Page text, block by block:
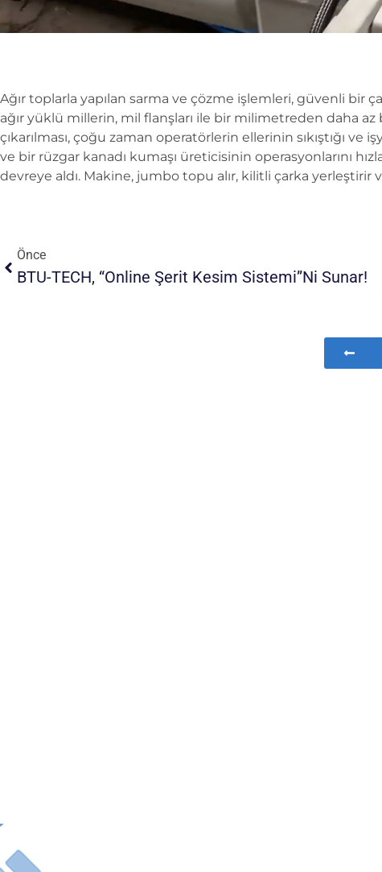
Ağır toplarla yapılan sarma ve çözme işlemleri, güvenli bir
ağır yüklü millerin, mil flanşları ile bir milimetreden daha
çıkarılması, çoğu zaman operatörlerin ellerinin sıkıştığı
ve bir rüzgar kanadı kumaşı üreticisinin operasyonlarını
devreye aldı. Makine, jumbo topu alır, kilitli çarka
Önce
BTU-TECH, “Online Şerit Kesim Sistemi”ni Sunar!